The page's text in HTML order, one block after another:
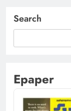
Search
Epaper